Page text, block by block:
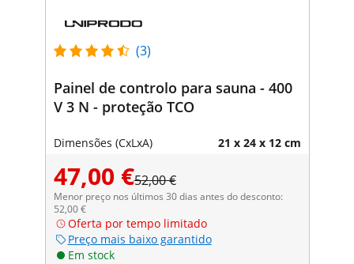
(3)
Painel de controlo para sauna - 400
V 3 N - proteção TCO
Dimensões (CxLxA) 21 x 24 x 12 cm
47,00 €52,00 €
Menor preço nos últimos 30 dias antes do desconto:
52,00 €
Oferta por tempo limitado
Preço mais baixo garantido
Em stock